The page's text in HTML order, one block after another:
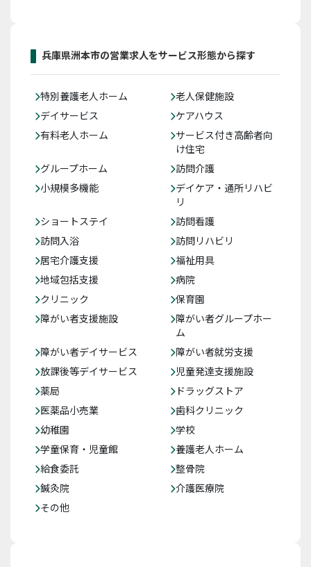
兵庫県洲本市の営業求人をサービス形態から探す
特別養護老人ホーム
老人保健施設
デイサービス
ケアハウス
有料老人ホーム
サービス付き高齢者向
け住宅
グループホーム
訪問介護
小規模多機能
デイケア・通所リハビ
リ
ショートステイ
訪問看護
訪問入浴
訪問リハビリ
居宅介護支援
福祉用具
地域包括支援
病院
クリニック
保育園
障がい者支援施設
障がい者グループホー
ム
障がい者デイサービス
障がい者就労支援
放課後等デイサービス
児童発達支援施設
薬局
ドラッグストア
医薬品小売業
歯科クリニック
幼稚園
学校
学童保育・児童館
養護老人ホーム
給食委託
整骨院
鍼灸院
介護医療院
その他